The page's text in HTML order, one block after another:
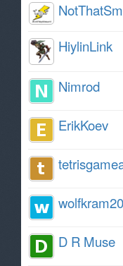
HiylinLink
Nimrod
ErikKoev
D R Muse